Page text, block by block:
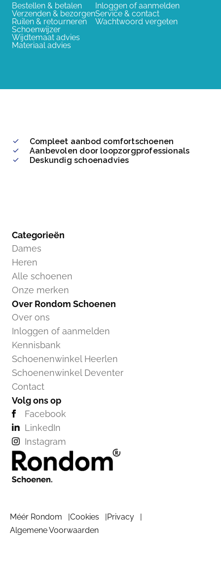
Bestellen & betalen
Verzenden & bezorgen
Ruilen & retourneren
Schoenwijzer
Wijdtemaat advies
Materiaal advies
Inloggen of aanmelden
Service & contact
Wachtwoord vergeten
Compleet aanbod comfortschoenen
Aanbevolen door loopzorgprofessionals
Deskundig schoenadvies
Categorieën
Dames
Heren
Alle schoenen
Onze merken
Over Rondom Schoenen
Over ons
Inloggen of aanmelden
Kennisbank
Schoenenwinkel Heerlen
Schoenenwinkel Deventer
Contact
Volg ons op
Facebook
LinkedIn
Instagram
Méér Rondom Cookies
Privacy
Algemene Voorwaarden